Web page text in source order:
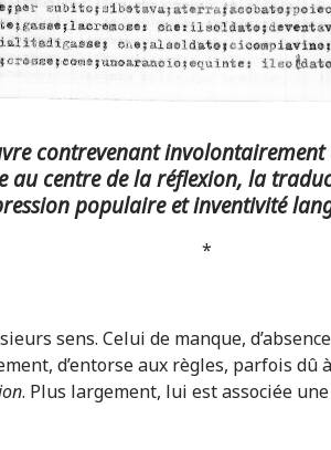
contrevenant involontairement
au centre de la réflexion, la
populaire et inventivité
*
sens. Celui de manque,
d’entorse aux règles, parfois dû
. Plus largement, lui est associée